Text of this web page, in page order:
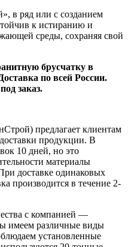
в ряд или с созданием
к истиранию и
среды, сохраняя свой
брусчатку в
по всей России.
заказ.
предлагает клиентам
продукции. В
10 дней, но это
материалы
доставке одинаковых
производится в течение 2-
с компанией —
имеем различные виды
установленные